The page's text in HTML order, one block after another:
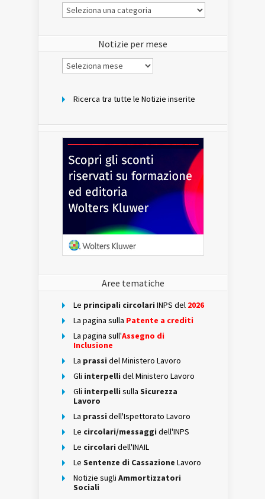
Le
Notizie
Notizie per mese
Notizie
per
Ricerca tra tutte le Notizie inserite
Aree tematiche
Le principali circolari INPS del 2026
La pagina sulla Patente a crediti
La pagina sull'Assegno di
Inclusione
La prassi del Ministero Lavoro
Gli interpelli del Ministero Lavoro
Gli interpelli sulla Sicurezza
Lavoro
La prassi dell'Ispettorato Lavoro
Le circolari/messaggi dell'INPS
Le circolari dell'INAIL
Le Sentenze di Cassazione Lavoro
Notizie sugli Ammortizzatori
Sociali